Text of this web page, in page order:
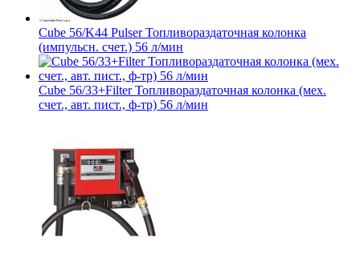
Cube 56/K44 Pulser Топливораздаточная колонка
(импульсн. счет.) 56 л/мин
Cube 56/33+Filter Топливораздаточная колонка (мех.
счет., авт. пист., ф-тр) 56 л/мин